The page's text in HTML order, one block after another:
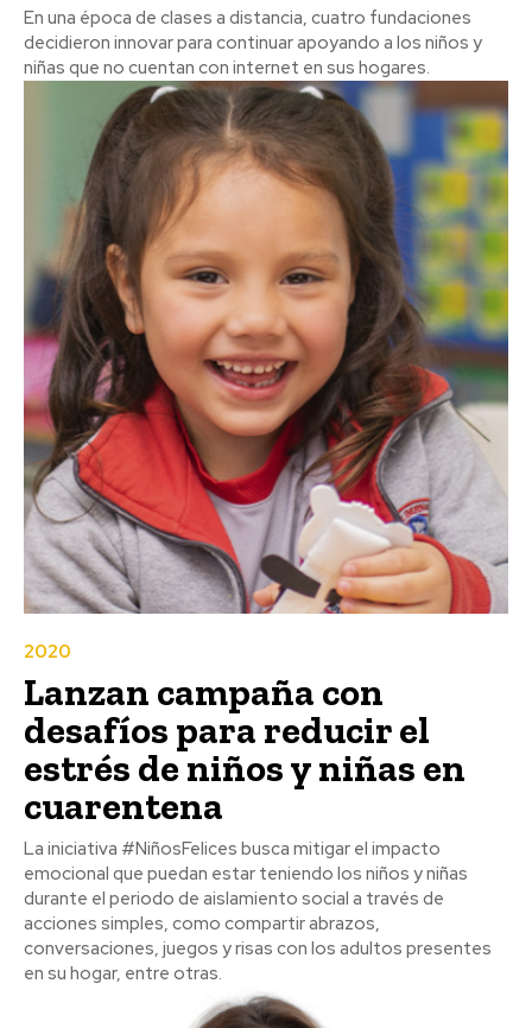
En una época de clases a distancia, cuatro fundaciones
decidieron innovar para continuar apoyando a los niños y
niñas que no cuentan con internet en sus hogares.
2020
Lanzan campaña con
desafíos para reducir el
estrés de niños y niñas en
cuarentena
La iniciativa #NiñosFelices busca mitigar el impacto
emocional que puedan estar teniendo los niños y niñas
durante el periodo de aislamiento social a través de
acciones simples, como compartir abrazos,
conversaciones, juegos y risas con los adultos presentes
en su hogar, entre otras.